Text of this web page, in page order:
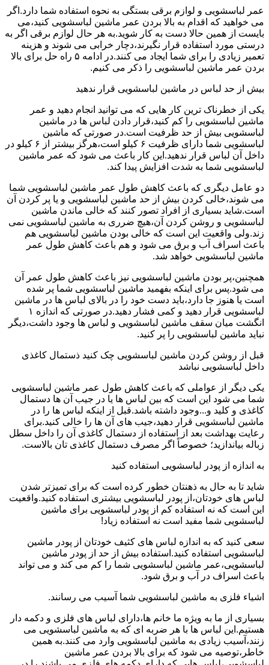
عمر لباسشویی و لوازم برقی بستگی به نحوه استفاده شما دارد.اگر
می خواهید که اقدام به بالا بردن عمر ماشین لباسشویی کنید،می
بایست از همین حالا دست به کار شوید.به هر حال لوازم برقی اگر به
درستی مورد استفاده قرار نگیرند،دچار خرابی می شوند و هزینه
تعمیر زیادی را برای شما ایجاد می کنند.در ادامه ۵ راه حل برای بالا
بردن عمر ماشین لباسشویی را ذکر می کنیم.
بیش از حد لباس در ماشین لباسشویی قرار ندهید
یکی از خطرناک ترین کار هایی که می توانید انجام دهید و عمر
ماشین لباسشویی را کم کنید،قرار دادن لباس ها در ماشین
لباسشویی بیش از حد ظرفیت است.در صورتی که ماشین
لباسشویی شما دارای ظرفیت ۶ کیلو است،هرگز بیشتر از ۶ کیلو در
داخل آن لباس قرار ندهید.این کار باعث می شود که عمر ماشین
لباسشویی شما به شدت افزایش پیدا کند.
دو عامل دیگری که باعث کاهش طول عمر ماشین لباسشویی شما
می شوند،خالی کردن بیش از حد ماشین لباسشویی و یا پر کردن آن
است.شاید بسیاری از افراد تصور کنند که خالی ماندن ماشین
لباسشویی و روشن کردن آن،هیچ ضرری به ماشین لباسشویی نمی
زند.ولی واقعیت این است که خالی بودن ماشین لباسشویی هم
باعث اسراف آب و برق می شود و هم باعث کاهش طول عمر
ماشین لباسشویی خواهد شد.
همچنین،پر بودن ماشین لباسشویی نیز باعث کاهش طول عمر آن
می شود.پس برای اینکه بفهمید ماشین لباسشویی شما پر شده
است یا هنوز جا دارد،باید دست خود را در بالای لباس ها در ماشین
لباسشویی قرار دهید و کمی فشار دهید.در صورتی که اندازه ۱
انگشت میان سقف ماشین لباسشویی و لباس ها وجود داشت،دیگر
نباید ماشین لباسشویی را پر کنید.
قبل از روشن کردن ماشین لباسشویی چک کنید ذستمال کاغذی
داخل لباسشویی نباشد
یکی دیگر از عواملی که باعث کاهش طول عمر ماشین لباسشویی
شما می شود این است که بین لباس ها یا در جیب آن ها دستمال
کاغذی و کلید و...وجود داشته باشد.قبل از اینکه لباس ها را در
ماشین لباسشویی قرار دهید،جیب های آن ها را خالی کنید.برای
رعایت بهداشت بعد از استفاده از دستمال کاغذی آن را داخل سطل
زباله بیاندازید؛ خصوصاً اگر مصرف دستمال کاغذی تان بالاست.
به اندازه از پودر لباسشویی استفاده کنید
شاید تا به حال به ذهنتان خطور کرده است که برای تمیزتر شدن
لباس های خودتان،از پودر لباسشویی بیشتری استفاده کنید.واقعیت
این است که نه استفاده کم از پودر لباسشویی برای ماشین
لباسشویی شما مفید است نه استفاده زیاد!
سعی کنید که به اندازه لباس های کثیف خودتان از پودر ماشین
لباسشویی استفاده کنید.استفاده بیش از حد از پودر ماشین
لباسشویی،عمر ماشین لباسشویی شما را کم می کند و می تواند
باعث اسراف در آب و برق شود.
اشیاء فلزی به ماشین لباسشویی شما آسیب می رسانند.
بسیاری از ما به ویژه ما خانم ها،دارای لباس های فلزی و دکمه دار
هستیم.این لباس ها با هر ضربه ای که به ماشین لباسشویی می
زنند،آسیب زیادی به ماشین لباسشویی وارد می کنند.به همین
خاطر،توصیه می شود که برای بالا بردن عمر ماشین